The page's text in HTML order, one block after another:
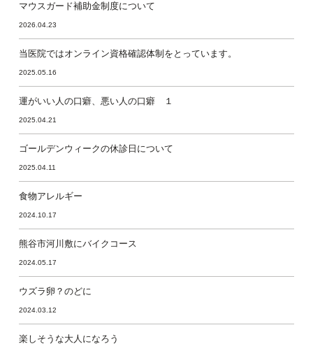
マウスガード補助金制度について
2026.04.23
当医院ではオンライン資格確認体制をとっています。
2025.05.16
運がいい人の口癖、悪い人の口癖 １
2025.04.21
ゴールデンウィークの休診日について
2025.04.11
食物アレルギー
2024.10.17
熊谷市河川敷にバイクコース
2024.05.17
ウズラ卵？のどに
2024.03.12
楽しそうな大人になろう